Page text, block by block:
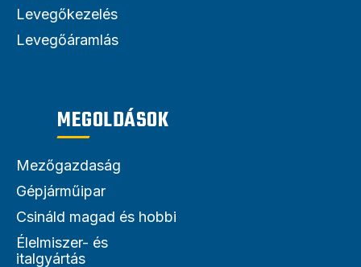
Levegőkezelés
Levegőáramlás
MEGOLDÁSOK
Mezőgazdaság
Gépjárműipar
Csináld magad és hobbi
Élelmiszer- és
italgyártás